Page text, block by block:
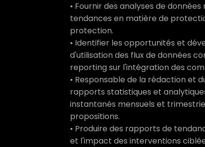
• Fournir des analyses de
tendances en matière de
protection.
• Identifier les opportunités et
d'utilisation des flux de données
reporting sur l'intégration des
• Responsable de la rédaction et
rapports statistiques et
instantanés mensuels et
propositions.
• Produire des rapports de
et l'impact des interventions